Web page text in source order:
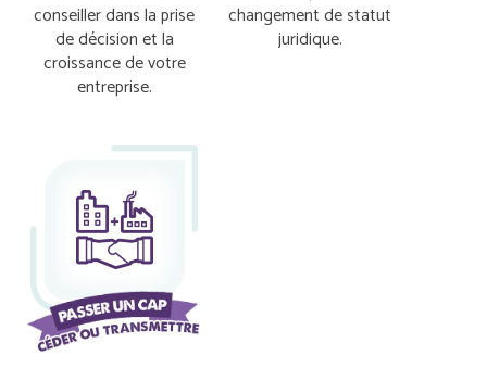
conseiller dans la prise
de décision et la
croissance de votre
entreprise.
changement de statut
juridique.